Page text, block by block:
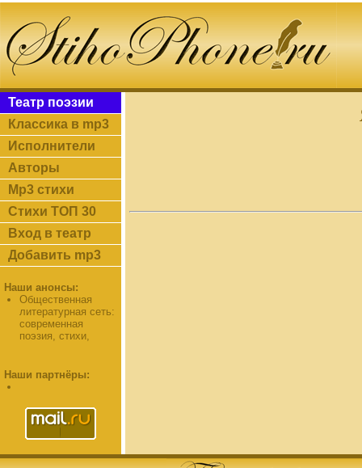
Театр поэзии
Классика в mp3
Исполнители
Авторы
Mp3 стихи
Стихи ТОП 30
Вход в театр
Добавить mp3
Наши анонсы:
Общественная
литературная сеть:
современная
поэзия, стихи,
Наши партнёры: